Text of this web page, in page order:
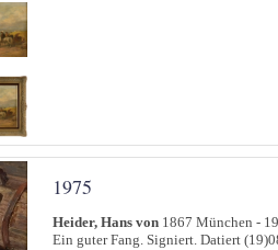
1975
Heider, Hans von 1867 München -
Ein guter Fang. Signiert. Datiert